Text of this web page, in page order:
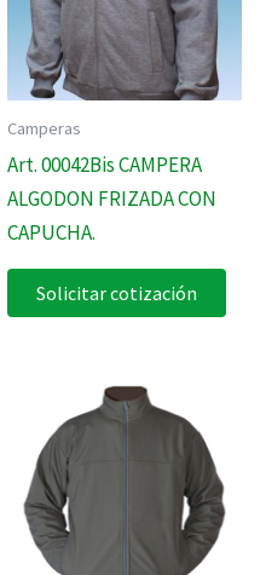
Camperas
Art. 00042Bis CAMPERA
ALGODON FRIZADA CON
CAPUCHA.
Solicitar cotización